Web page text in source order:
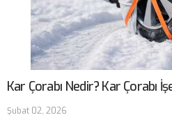
Kar Çorabı Nedir? Kar Çorabı
Şubat 02, 2026